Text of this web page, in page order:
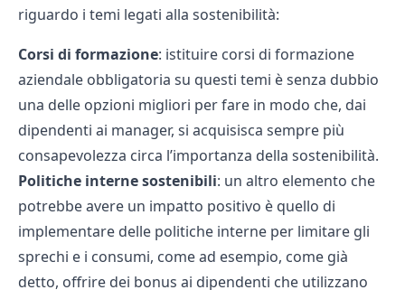
riguardo i temi legati alla sostenibilità:
Corsi di formazione: istituire corsi di formazione
aziendale obbligatoria su questi temi è senza dubbio
una delle opzioni migliori per fare in modo che, dai
dipendenti ai manager, si acquisisca sempre più
consapevolezza circa l’importanza della sostenibilità.
Politiche interne sostenibili: un altro elemento che
potrebbe avere un impatto positivo è quello di
implementare delle politiche interne per limitare gli
sprechi e i consumi, come ad esempio, come già
detto, offrire dei bonus ai dipendenti che utilizzano